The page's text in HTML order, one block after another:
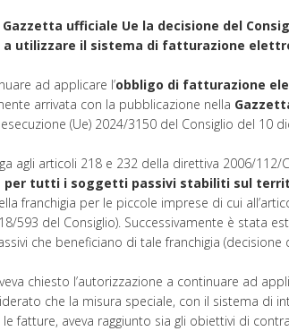
ufficiale Ue la decisione del
a utilizzare il sistema di fatturazione
ad applicare l’obbligo di fatturazione
arrivata con la pubblicazione nella
(Ue) 2024/3150 del Consiglio del 10
agli articoli 218 e 232 della direttiva 2006/
per tutti i soggetti passivi stabiliti sul
franchigia per le piccole imprese di cui
593 del Consiglio). Successivamente è stata
che beneficiano di tale franchigia
chiesto l’autorizzazione a continuare ad
che la misura speciale, con il sistema di
fatture, aveva raggiunto sia gli obiettivi di